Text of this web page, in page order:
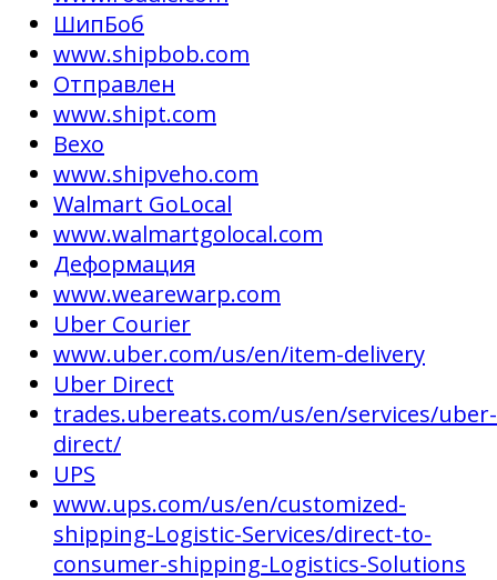
ШипБоб
www.shipbob.com
Отправлен
www.shipt.com
Вехо
www.shipveho.com
Walmart GoLocal
www.walmartgolocal.com
Деформация
www.wearewarp.com
Uber Courier
www.uber.com/us/en/item-delivery
Uber Direct
trades.ubereats.com/us/en/services/uber-
direct/
UPS
www.ups.com/us/en/customized-
shipping-Logistic-Services/direct-to-
consumer-shipping-Logistics-Solutions